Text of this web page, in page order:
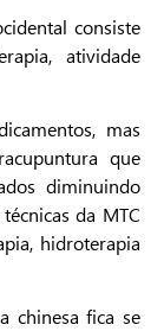
consiste
atividade
mas
que
diminuindo
da MTC
hidroterapia
chinesa fica se